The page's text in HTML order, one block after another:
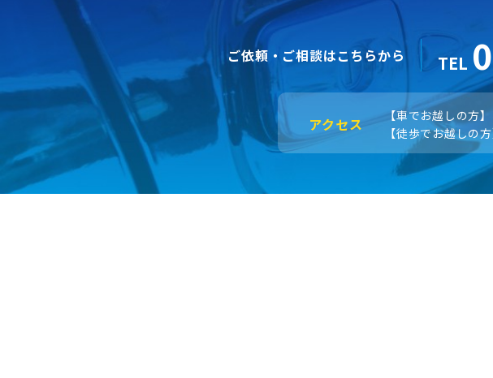
ご依頼・ご相談はこちらから TEL
アクセス
【車でお越しの方
【徒歩でお越しの